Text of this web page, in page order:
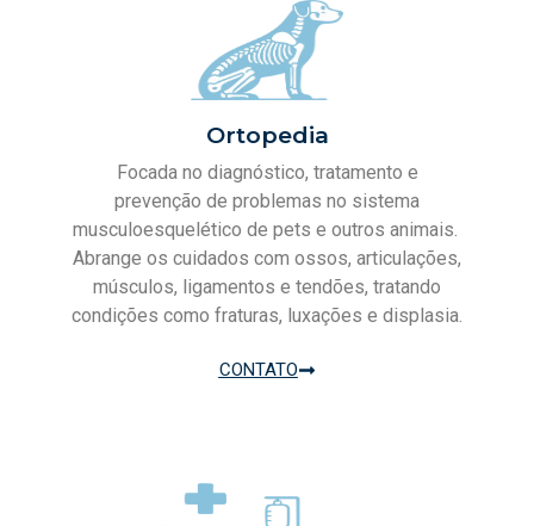
Ortopedia
Focada no diagnóstico, tratamento e
prevenção de problemas no sistema
musculoesquelético de pets e outros animais.
Abrange os cuidados com ossos, articulações,
músculos, ligamentos e tendões, tratando
condições como fraturas, luxações e displasia.
CONTATO